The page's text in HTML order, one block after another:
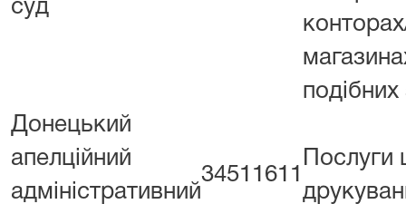
суд
Донецький
апелційний
адміністративний
34511611